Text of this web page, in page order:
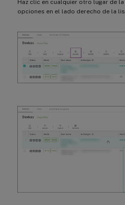
Haz clic en cualquier otro lugar de
opciones en el lado derecho de la